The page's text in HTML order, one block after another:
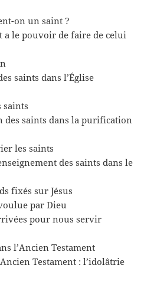
on un saint ?
a le pouvoir de faire de celui
saints dans l’Église
saints
des saints dans la purification
les saints
des saints dans le
fixés sur Jésus
par Dieu
pour nous servir
l’Ancien Testament
Testament : l’idolâtrie